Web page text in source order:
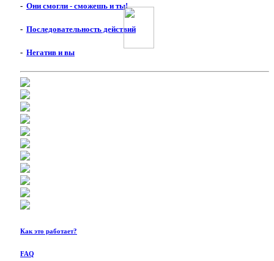
- Они смогли - сможешь и ты!
- Последовательность действий
- Негатив и вы
Как это работает?
FAQ